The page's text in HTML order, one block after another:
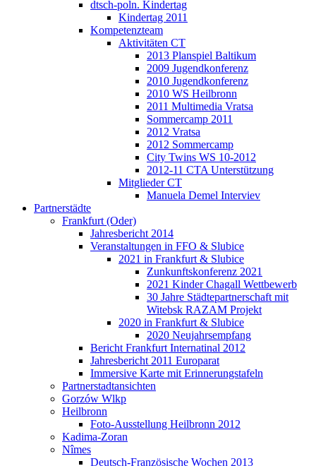
dtsch-poln. Kindertag
Kindertag 2011
Kompetenzteam
Aktivitäten CT
2013 Planspiel Baltikum
2009 Jugendkonferenz
2010 Jugendkonferenz
2010 WS Heilbronn
2011 Multimedia Vratsa
Sommercamp 2011
2012 Vratsa
2012 Sommercamp
City Twins WS 10-2012
2012-11 CTA Unterstützung
Mitglieder CT
Manuela Demel Interviev
Partnerstädte
Frankfurt (Oder)
Jahresbericht 2014
Veranstaltungen in FFO & Slubice
2021 in Frankfurt & Slubice
Zunkunftskonferenz 2021
2021 Kinder Chagall Wettbewerb
30 Jahre Städtepartnerschaft mit
Witebsk RAZAM Projekt
2020 in Frankfurt & Slubice
2020 Neujahrsempfang
Bericht Frankfurt Internatinal 2012
Jahresbericht 2011 Europarat
Immersive Karte mit Erinnerungstafeln
Partnerstadtansichten
Gorzów Wlkp
Heilbronn
Foto-Ausstellung Heilbronn 2012
Kadima-Zoran
Nîmes
Deutsch-Französische Wochen 2013